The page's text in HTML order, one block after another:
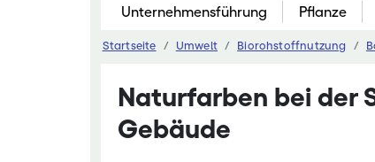
Unternehmensführung Pflanze
Startseite Umwelt Biorohstoffnutzung
Naturfarben bei der
Gebäude